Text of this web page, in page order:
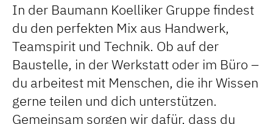
In der Baumann Koelliker Gruppe findest
du den perfekten Mix aus Handwerk,
Teamspirit und Technik. Ob auf der
Baustelle, in der Werkstatt oder im Büro –
du arbeitest mit Menschen, die ihr Wissen
gerne teilen und dich unterstützen.
Gemeinsam sorgen wir dafür, dass du